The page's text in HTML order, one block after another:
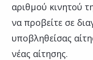
αριθμού κινητού
να προβείτε σε
υποβληθείσας
νέας αίτησης.